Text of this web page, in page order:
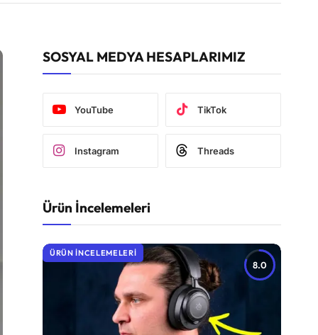
SOSYAL MEDYA HESAPLARIMIZ
YouTube TikTok
Instagram Threads
Ürün İncelemeleri
8.0
ÜRÜN İNCELEMELERI